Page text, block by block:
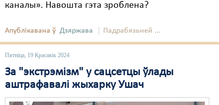
каналы». Навошта гэта зроблена?
Апублікавана ў Дзяржава Падрабязьней ...
Пятніца, 19 Красавік 2024
За "экстрэмізм" у сацсетцы ўлады
аштрафавалі жыхарку Ушач